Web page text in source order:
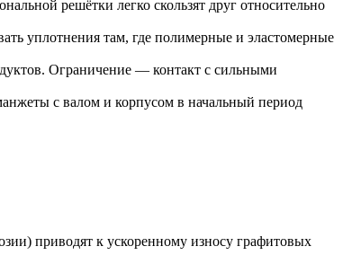
решётки легко скользят друг относительно
уплотнения там, где полимерные и эластомерные
Ограничение — контакт с сильными
с валом и корпусом в начальный период
приводят к ускоренному износу графитовых